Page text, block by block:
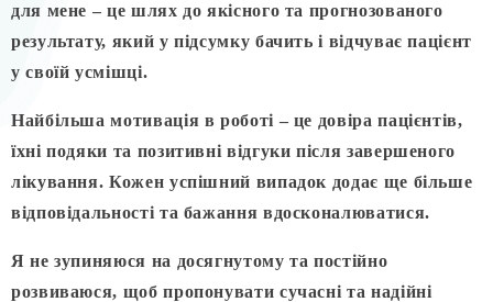
для мене – це шлях до якісного та прогнозованого
результату, який у підсумку бачить і відчуває пацієнт
у своїй усмішці.
Найбільша мотивація в роботі – це довіра пацієнтів,
їхні подяки та позитивні відгуки після завершеного
лікування. Кожен успішний випадок додає ще більше
відповідальності та бажання вдосконалюватися.
Я не зупиняюся на досягнутому та постійно
розвиваюся, щоб пропонувати сучасні та надійні